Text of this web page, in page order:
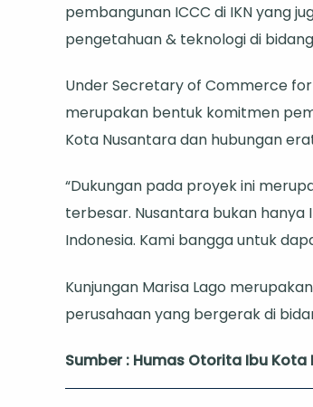
pembangunan ICCC di IKN yang
pengetahuan & teknologi di
Under Secretary of Commerce
merupakan bentuk komitmen
Kota Nusantara dan hubungan
“Dukungan pada proyek ini
terbesar. Nusantara bukan
Indonesia. Kami bangga untuk
Kunjungan Marisa Lago
perusahaan yang bergerak di
Sumber : Humas Otorita Ibu